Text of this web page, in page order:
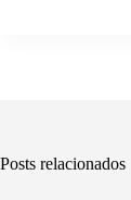
Posts relacionados